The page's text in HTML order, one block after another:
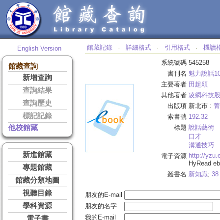
English Version
館藏查詢
新增查詢
查詢結果
查詢歷史
標記記錄
他校館藏
新進館藏
專題館藏
館藏分類地圖
視聽目錄
學科資源
館藏記錄 ‧ 詳細格式 ‧ 引用格式 ‧ 機讀
系統號碼 545258
書刊名 魅力說話
主要著者 田超穎
其他著者 凌網科技
出版項 新北市 :
索書號 192.32
標題 說話藝術
口才
溝通技巧
電子資源 http://
HyRead
叢書名 新知識; 38
朋友的E-mail
朋友的名字
我的E-mail